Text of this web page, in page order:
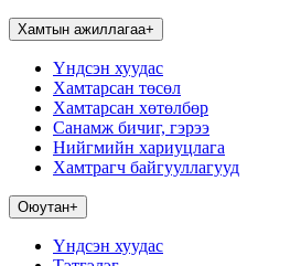
Хамтын ажиллагаа+
Үндсэн хуудас
Хамтарсан төсөл
Хамтарсан хөтөлбөр
Санамж бичиг, гэрээ
Нийгмийн хариуцлага
Хамтрагч байгууллагууд
Оюутан+
Үндсэн хуудас